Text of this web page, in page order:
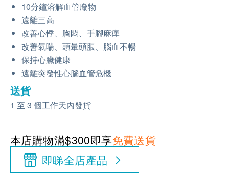
10分鐘溶解血管廢物
遠離三高
改善心悸、胸悶、手腳麻痺
改善氣喘、頭暈頭脹、腦血不暢
保持心臟健康
遠離突發性心腦血管危機
送貨
1 至 3 個工作天內發貨
本店購物滿$300即享免費送貨
即睇全店產品